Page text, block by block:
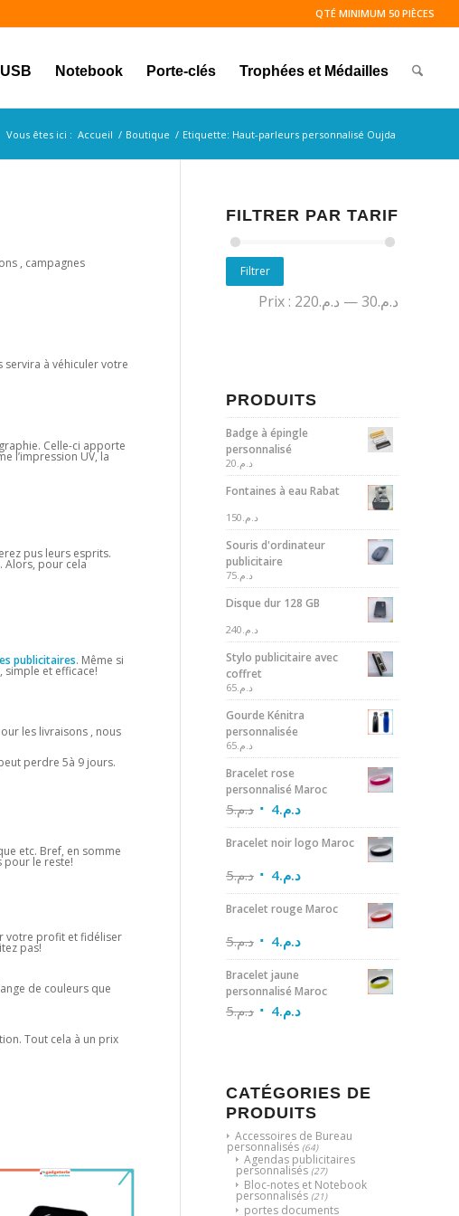
QTÉ MINIMUM 50 PIÈCES
Notebook Porte-clés Trophées et Médailles
Vous êtes ici : Accueil / Boutique / Etiquette: Haut-parleurs personnalisé Oujda
, campagnes
servira à véhiculer votre
Celle-ci apporte
l’impression UV, la
pus leurs esprits.
Alors, pour cela
publicitaires. Même si
simple et efficace!
les livraisons , nous
perdre 5à 9 jours.
etc. Bref, en somme
pour le reste!
votre profit et fidéliser
pas!
de couleurs que
Tout cela à un prix
FILTRER PAR TARIF
Filtrer
Prix : د.م.30 — د.م.220
PRODUITS
Badge à épingle
personnalisé
د.م. 20
Fontaines à eau Rabat
د.م. 150
Souris d'ordinateur
publicitaire
د.م. 75
Disque dur 128 GB
د.م. 240
Stylo publicitaire avec
coffret
د.م. 65
Gourde Kénitra
personnalisée
د.م. 65
Bracelet rose
personnalisé Maroc
د.م.5 د.م.4
Bracelet noir logo Maroc
د.م.5 د.م.4
Bracelet rouge Maroc
د.م.5 د.م.4
Bracelet jaune
personnalisé Maroc
د.م.5 د.م.4
CATÉGORIES DE
PRODUITS
Accessoires de Bureau
personnalisés (64)
Agendas publicitaires
personnalisés (27)
Bloc-notes et Notebook
personnalisés (21)
portes documents